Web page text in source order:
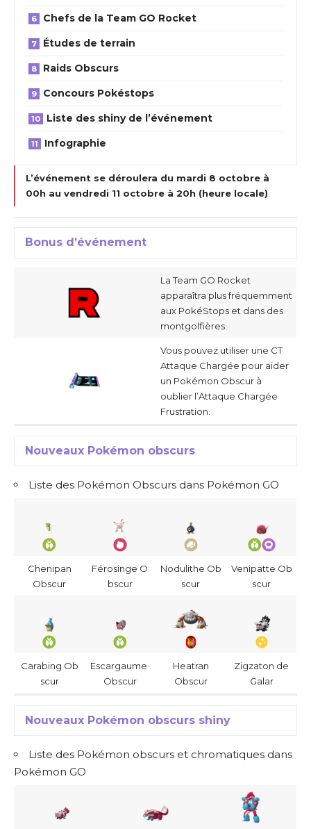
Chefs de la Team GO Rocket
Études de terrain
Raids Obscurs
Concours Pokéstops
Liste des shiny de l’événement
Infographie
L’événement se déroulera du mardi 8 octobre à
00h au vendredi 11 octobre à 20h (heure locale)
Bonus d’événement
La Team GO Rocket
apparaîtra plus fréquemment
aux PokéStops et dans des
montgolfières.
Vous pouvez utiliser une CT
Attaque Chargée pour aider
un Pokémon Obscur à
oublier l’Attaque Chargée
Frustration.
Nouveaux Pokémon obscurs
Liste des Pokémon Obscurs dans Pokémon GO
Chenipan
Obscur
Férosinge O
bscur
Nodulithe Ob
scur
Venipatte Ob
scur
Carabing Ob
scur
Escargaume
Obscur
Heatran
Obscur
Zigzaton de
Galar
Nouveaux Pokémon obscurs shiny
Liste des Pokémon obscurs et chromatiques dans
Pokémon GO